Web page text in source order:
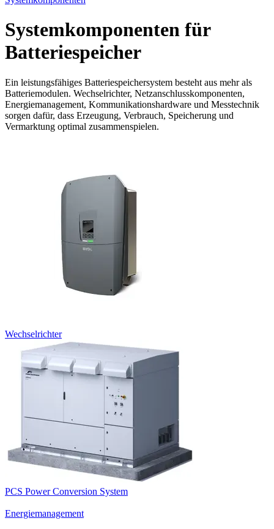
Systemkomponenten für
Batteriespeicher
Ein leistungsfähiges Batteriespeichersystem besteht aus mehr als
Batteriemodulen. Wechselrichter, Netzanschlusskomponenten,
Energiemanagement, Kommunikationshardware und Messtechnik
sorgen dafür, dass Erzeugung, Verbrauch, Speicherung und
Vermarktung optimal zusammenspielen.
Wechselrichter
PCS Power Conversion System
Energiemanagement